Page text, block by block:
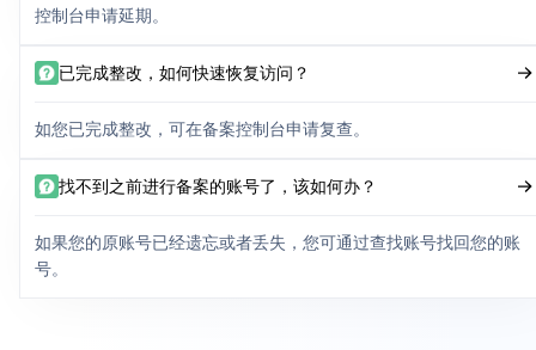
控制台申请延期。
已完成整改，如何快速恢复访问？
如您已完成整改，可在备案控制台申请复查。
找不到之前进行备案的账号了，该如何办？
如果您的原账号已经遗忘或者丢失，您可通过查找账号找回您的账
号。